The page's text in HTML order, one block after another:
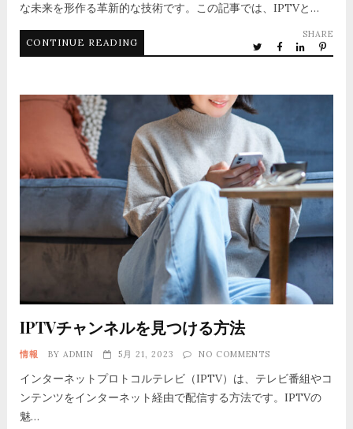
な未来を形作る革新的な技術です。この記事では、IPTVと…
CONTINUE READING
SHARE
IPTVチャンネルを見つける方法
情報 BY ADMIN 5月 21, 2023 NO COMMENTS
インターネットプロトコルテレビ（IPTV）は、テレビ番組やコ
ンテンツをインターネット経由で配信する方法です。IPTVの
魅…